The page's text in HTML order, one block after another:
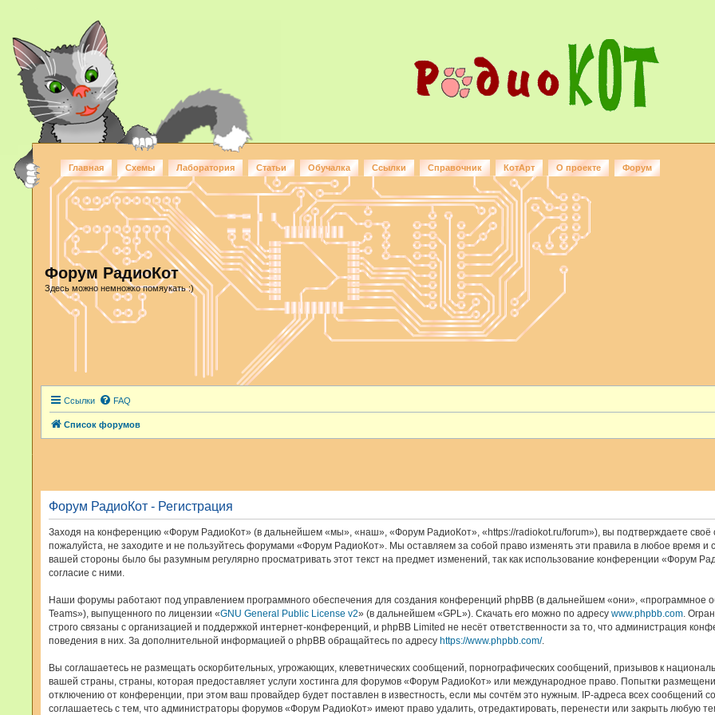
Главная Схемы Лаборатория Статьи Обучалка Ссылки Справочник КотАрт О проекте Форум
Форум РадиоКот
Здесь можно немножко помяукать :)
Ссылки FAQ
Список форумов
Форум РадиоКот - Регистрация
Заходя на конференцию «Форум РадиоКот» (в дальнейшем «мы», «наш», «Форум РадиоКот», «https://radiokot.ru/forum»), вы подтверждаете своё
пожалуйста, не заходите и не пользуйтесь форумами «Форум РадиоКот». Мы оставляем за собой право изменять эти правила в любое время и
вашей стороны было бы разумным регулярно просматривать этот текст на предмет изменений, так как использование конференции «Форум
согласие с ними.
Наши форумы работают под управлением программного обеспечения для создания конференций phpBB (в дальнейшем «они», «программное
Teams»), выпущенного по лицензии «GNU General Public License v2» (в дальнейшем «GPL»). Скачать его можно по адресу www.phpbb.com .
строго связаны с организацией и поддержкой интернет-конференций, и phpBB Limited не несёт ответственности за то, что администрация
поведения в них. За дополнительной информацией о phpBB обращайтесь по адресу https://www.phpbb.com/.
Вы соглашаетесь не размещать оскорбительных, угрожающих, клеветнических сообщений, порнографических сообщений, призывов к
вашей страны, страны, которая предоставляет услуги хостинга для форумов «Форум РадиоКот» или международное право. Попытки
отключению от конференции, при этом ваш провайдер будет поставлен в известность, если мы сочтём это нужным. IP-адреса всех сообщений
соглашаетесь с тем, что администраторы форумов «Форум РадиоКот» имеют право удалить, отредактировать, перенести или закрыть любую